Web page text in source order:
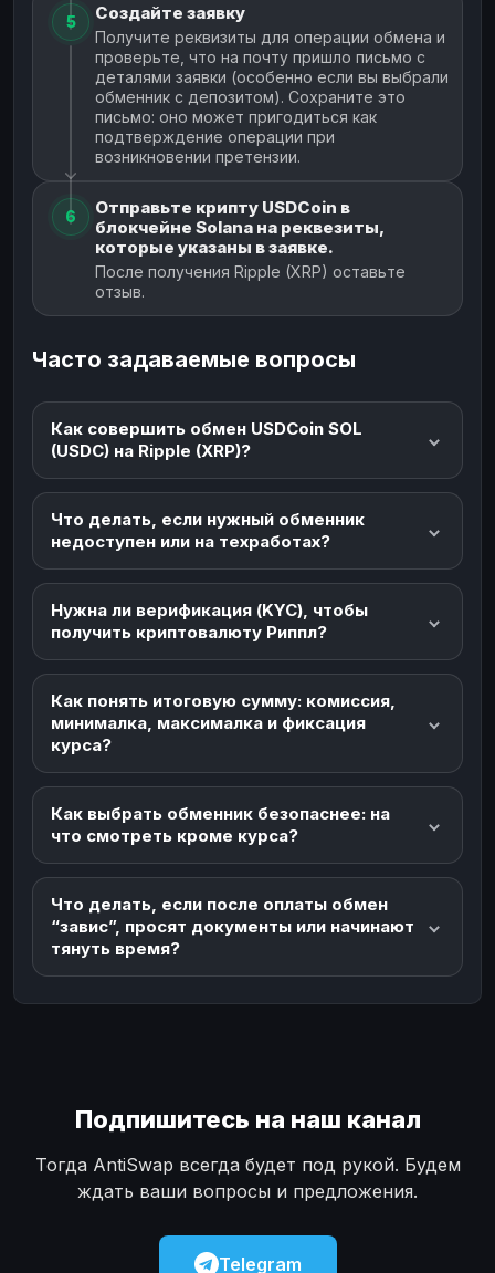
5 Создайте заявку
Получите реквизиты для операции обмена и
проверьте, что на почту пришло письмо с
деталями заявки (особенно если вы выбрали
обменник с депозитом). Сохраните это
письмо: оно может пригодиться как
подтверждение операции при
возникновении претензии.
6
Отправьте крипту USDCoin в
блокчейне Solana на реквезиты,
которые указаны в заявке.
После получения Ripple (XRP) оставьте
отзыв.
Часто задаваемые вопросы
Как совершить обмен USDCoin SOL
(USDC) на Ripple (XRP)?
Что делать, если нужный обменник
недоступен или на техработах?
Нужна ли верификация (KYC), чтобы
получить криптовалюту Риппл?
Как понять итоговую сумму: комиссия,
минималка, максималка и фиксация
курса?
Как выбрать обменник безопаснее: на
что смотреть кроме курса?
Что делать, если после оплаты обмен
“завис”, просят документы или начинают
тянуть время?
Подпишитесь на наш канал
Тогда AntiSwap всегда будет под рукой. Будем
ждать ваши вопросы и предложения.
Telegram